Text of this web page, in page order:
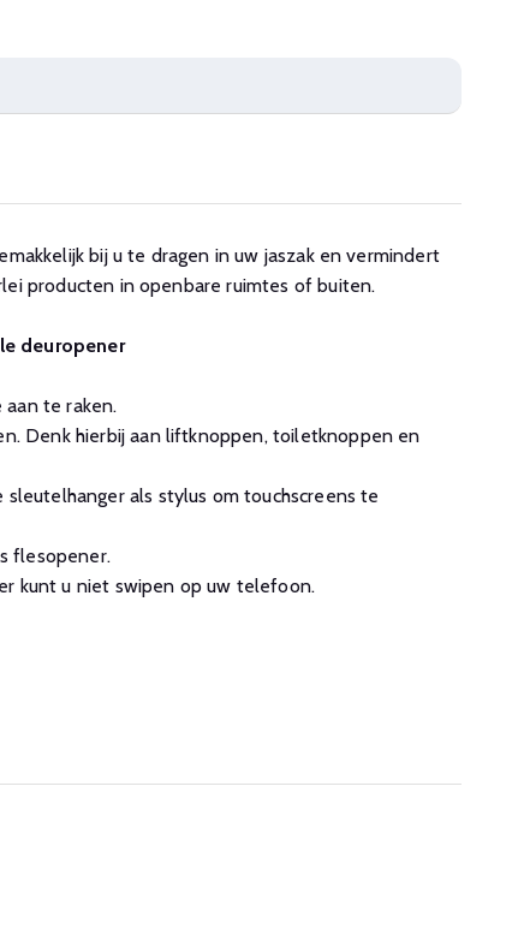
bij u te dragen in uw jaszak en vermindert
producten in openbare ruimtes of buiten.
deuropener
te raken.
Denk hierbij aan liftknoppen, toiletknoppen en
als stylus om touchscreens te
flesopener.
kunt u niet swipen op uw telefoon.